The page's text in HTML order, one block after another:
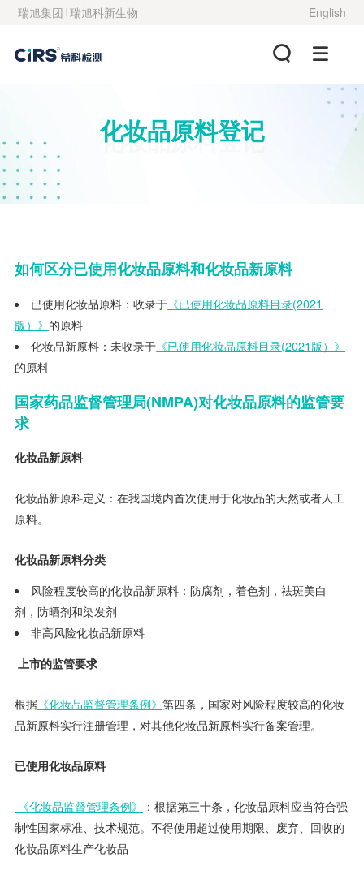
瑞旭集团 瑞旭科新生物 English
化妆品原料登记
化妆品原料登记
如何区分已使用化妆品原料和化妆品新原料
已使用化妆品原料：收录于 《已使用化妆品原料目录(2021
版）》 的原料
化妆品新原料：未收录于 《已使用化妆品原料目录(2021 版）》
的原料
国家药品监督管理局(NMPA)对化妆品原料的监管要
求
化妆品新原料
化妆品新原科定义：在我国境内首次使用于化妆品的天然或者人工
原料。
化妆品新原料分类
风险程度较高的化妆品新原料：防腐剂，着色剂，祛斑美白
剂，防晒剂和染发剂
非高风险化妆品新原料
上市的监管要求
根据《化妆品监督管理条例》 第四条，国家对风险程度较高的化妆
品新原料实行注册管理，对其他化妆品新原料实行备案管理。
已使用化妆品原料
《化妆品监督管理条例》
：根据第三十条，化妆品原料应当符合强
制性国家标准、技术规范。不得使用超过使用期限、废弃、回收的
化妆品原料生产化妆品